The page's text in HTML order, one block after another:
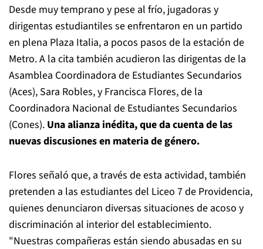
Desde muy temprano y pese al frío, jugadoras y
dirigentas estudiantiles se enfrentaron en un partido
en plena Plaza Italia, a pocos pasos de la estación de
Metro. A la cita también acudieron las dirigentas de la
Asamblea Coordinadora de Estudiantes Secundarios
(Aces), Sara Robles, y Francisca Flores, de la
Coordinadora Nacional de Estudiantes Secundarios
(Cones). Una alianza inédita, que da cuenta de las
nuevas discusiones en materia de género.
Flores señaló que, a través de esta actividad, también
pretenden a las estudiantes del Liceo 7 de Providencia,
quienes denunciaron diversas situaciones de acoso y
discriminación al interior del establecimiento.
"Nuestras compañeras están siendo abusadas en su